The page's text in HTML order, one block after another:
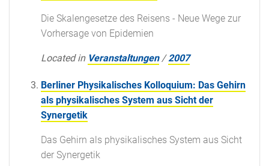
Die Skalengesetze des Reisens - Neue Wege zur
Vorhersage von Epidemien
Located in Veranstaltungen /2007
Berliner Physikalisches Kolloquium: Das Gehirn
als physikalisches System aus Sicht der
Synergetik
Das Gehirn als physikalisches System aus Sicht
der Synergetik